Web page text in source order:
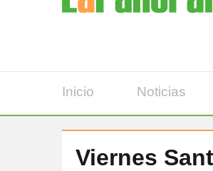
Inicio Noticias
Viernes